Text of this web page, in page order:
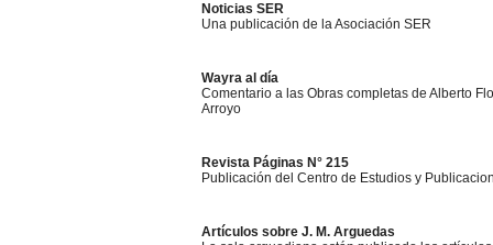
Noticias SER
Una publicación de la Asociación SER
Wayra al día
Comentario a las Obras completas de Alberto
Arroyo
Revista Páginas N° 215
Publicación del Centro de Estudios y
Artículos sobre J. M. Arguedas